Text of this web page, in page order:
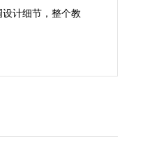
计细节，整个教